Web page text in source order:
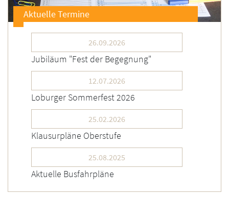
Aktuelle Termine
26.09.2026
Jubiläum "Fest der Begegnung"
12.07.2026
Loburger Sommerfest 2026
25.02.2026
Klausurpläne Oberstufe
25.08.2025
Aktuelle Busfahrpläne